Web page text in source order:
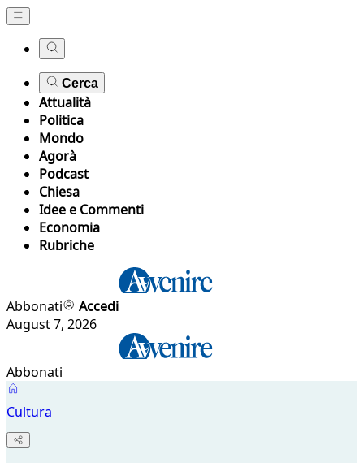
Cerca
Attualità
Politica
Mondo
Agorà
Podcast
Chiesa
Idee e Commenti
Economia
Rubriche
Abbonati
Accedi
August 7, 2026
Abbonati
Cultura